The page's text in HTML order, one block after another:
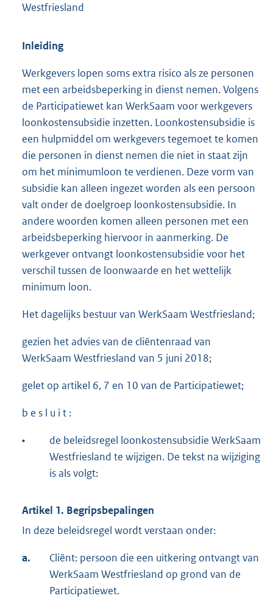
Westfriesland
Inleiding
Werkgevers lopen soms extra risico als ze personen
met een arbeidsbeperking in dienst nemen. Volgens
de Participatiewet kan WerkSaam voor werkgevers
loonkostensubsidie inzetten. Loonkostensubsidie is
een hulpmiddel om werkgevers tegemoet te komen
die personen in dienst nemen die niet in staat zijn
om het minimumloon te verdienen. Deze vorm van
subsidie kan alleen ingezet worden als een persoon
valt onder de doelgroep loonkostensubsidie. In
andere woorden komen alleen personen met een
arbeidsbeperking hiervoor in aanmerking. De
werkgever ontvangt loonkostensubsidie voor het
verschil tussen de loonwaarde en het wettelijk
minimum loon.
Het dagelijks bestuur van WerkSaam Westfriesland;
gezien het advies van de cliëntenraad van
WerkSaam Westfriesland van 5 juni 2018;
gelet op artikel 6, 7 en 10 van de Participatiewet;
b e s l u i t :
•
de beleidsregel loonkostensubsidie WerkSaam
Westfriesland te wijzigen. De tekst na wijziging
is als volgt:
Artikel 1. Begripsbepalingen
In deze beleidsregel wordt verstaan onder:
a.
Cliënt: persoon die een uitkering ontvangt van
WerkSaam Westfriesland op grond van de
Participatiewet.